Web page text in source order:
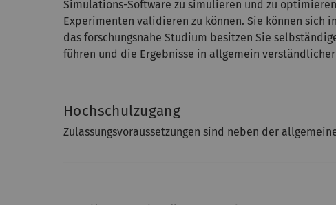
Simulations-Software zu simulieren und zu
Experimenten validieren zu können. Sie können
das forschungsnahe Studium besitzen Sie
führen und die Ergebnisse in allgemein
Hochschulzugang
Zulassungsvoraussetzungen sind neben der